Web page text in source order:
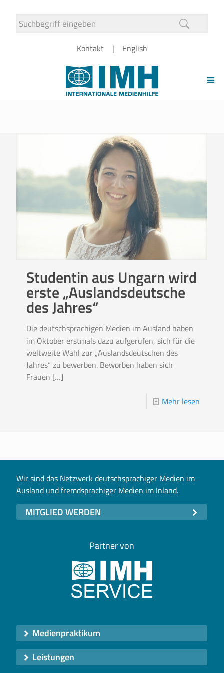
Kontakt English
Studentin aus Ungarn wird
erste „Auslandsdeutsche
des Jahres“
Die deutschsprachigen Medien im Ausland haben
im Oktober erstmals dazu aufgerufen, sich für die
weltweite Wahl zur „Auslandsdeutschen des
Jahres“ zu bewerben. Beworben haben sich
Frauen […]
Mehr lesen
Wir sind das Netzwerk deutschsprachiger Medien im
Ausland und fremdsprachiger Medien im Inland.
MITGLIED WERDEN
Partner von
Medienpraktikum
Leistungen